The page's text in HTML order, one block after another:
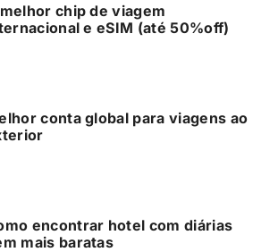
chip de viagem
e eSIM (até 50%off)
conta global para viagens ao
encontrar hotel com diárias
mais baratas